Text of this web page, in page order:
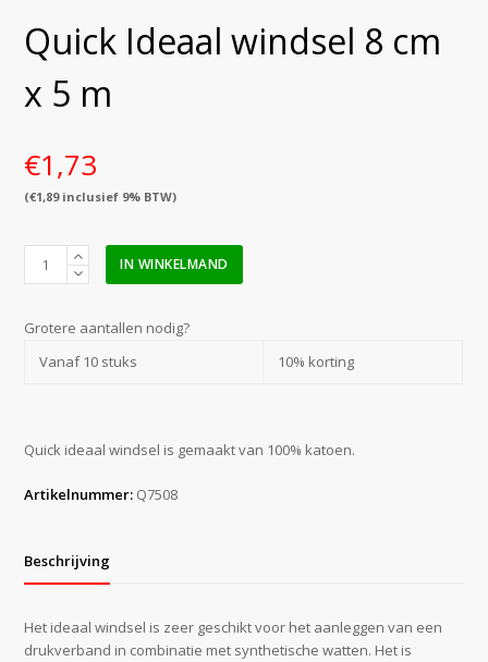
Quick Ideaal windsel 8 cm
x 5 m
€1,73
(€1,89inclusief 9% BTW)
8
IN WINKELMAND
Grotere aantallen nodig?
Vanaf 10 stuks
10% korting
Quick ideaal windsel is gemaakt van 100% katoen.
Artikelnummer: Q7508
Beschrijving
Het ideaal windsel is zeer geschikt voor het aanleggen van een
drukverband in combinatie met synthetische watten. Het is